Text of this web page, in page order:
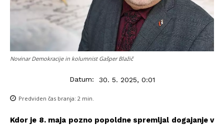
Novinar Demokracije in kolumnist Gašper Blažič
Datum: 30. 5. 2025, 0:01
Predviden čas branja: 2 min.
Kdor je 8. maja pozno popoldne spremljal dogajanje v